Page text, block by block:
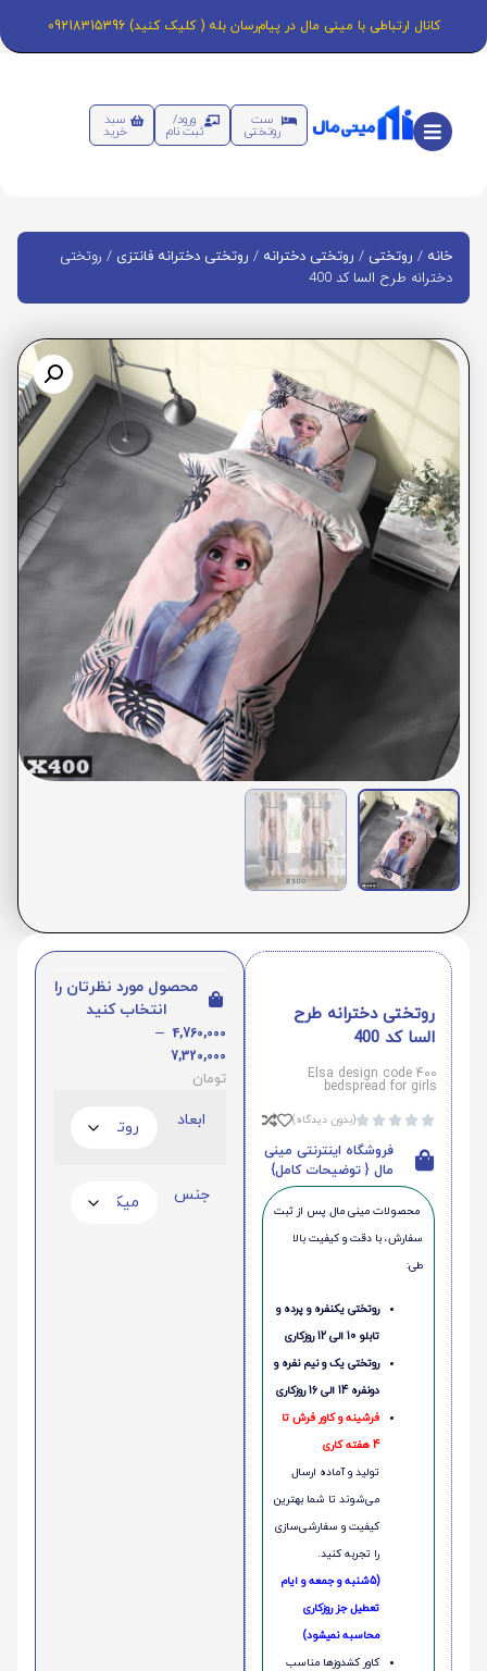
کانال ارتباطی با مینی مال در پیام‌رسان بله ( کلیک کنید) 09218315396
ست
روتختی
ورود/
ثبت نام
سبد
خرید
خانه / روتختی / روتختی دخترانه / روتختی دخترانه فانتزی / روتختی
دخترانه طرح السا کد 400
روتختی دخترانه طرح
السا کد 400
Elsa design code 400
bedspread for girls




(بدون دیدگاه)
فروشگاه اینترنتی مینی
مال { توضیحات کامل}
محصولات مینی‌ مال پس از ثبت
سفارش، با دقت و کیفیت بالا
طی:
روتختی یکنفره و پرده و
تابلو 10 الی 12 روزکاری
روتختی یک و نیم نفره و
دونفره 14 الی 16 روزکاری
فرشینه و کاور فرش تا
4 هفته کاری
تولید و آماده ارسال
می‌شوند تا شما بهترین
کیفیت و سفارشی‌سازی
را تجربه کنید.
(5شنبه و جمعه و ایام
تعطیل جز روزکاری
محاسبه نمیشود)
کاور کشدوزها مناسب
محصول مورد نظرتان را
انتخاب کنید
4,760,000
–
7,320,000
تومان
ابعاد
جنس